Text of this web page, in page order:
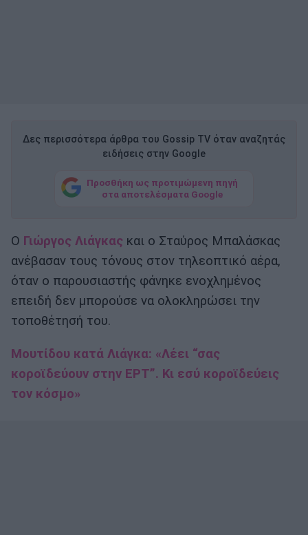
Δες περισσότερα άρθρα του Gossip TV όταν αναζητάς
ειδήσεις στην Google
Προσθήκη ως προτιμώμενη πηγή
στα αποτελέσματα Google
Ο Γιώργος Λιάγκας και ο Σταύρος Μπαλάσκας
ανέβασαν τους τόνους στον τηλεοπτικό αέρα,
όταν ο παρουσιαστής φάνηκε ενοχλημένος
επειδή δεν μπορούσε να ολοκληρώσει την
τοποθέτησή του.
Μουτίδου κατά Λιάγκα: «Λέει “σας
κοροϊδεύουν στην ΕΡΤ”. Κι εσύ κοροϊδεύεις
τον κόσμο»